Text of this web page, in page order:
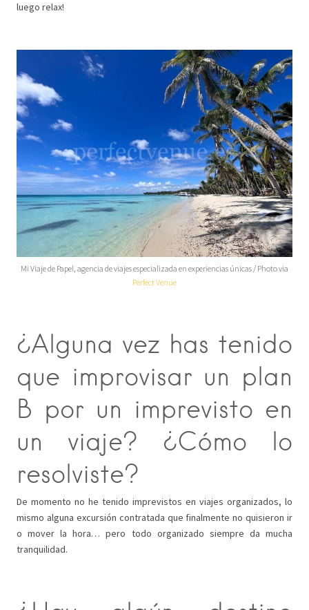
luego relax!
Mi Viaje de Papel, agencia de viajes especializada en experiencias únicas / Photo via
Perfect Venue
¿Alguna vez has tenido
que improvisar un plan
B por un imprevisto en
un viaje? ¿Cómo lo
resolviste?
De momento no he tenido imprevistos en viajes organizados, lo
mismo alguna excursión contratada que finalmente no quisieron ir
o mover la hora… pero todo organizado siempre da mucha
tranquilidad.